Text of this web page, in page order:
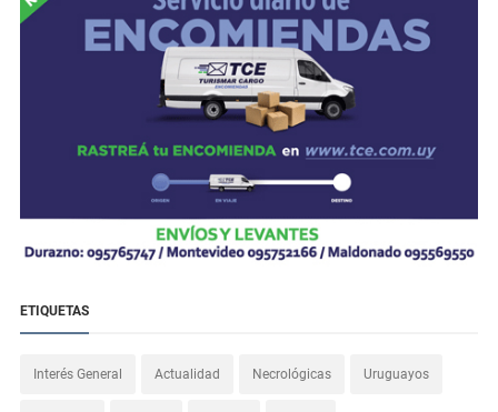
ETIQUETAS
Interés General Actualidad Necrológicas Uruguayos